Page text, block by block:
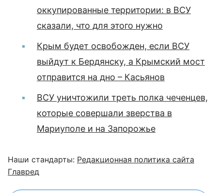
оккупированные территории: в ВСУ
сказали, что для этого нужно
Крым будет освобожден, если ВСУ
выйдут к Бердянску, а Крымский мост
отправится на дно – Касьянов
ВСУ уничтожили треть полка чеченцев,
которые совершали зверства в
Мариуполе и на Запорожье
Наши стандарты: Редакционная политика сайта
Главред